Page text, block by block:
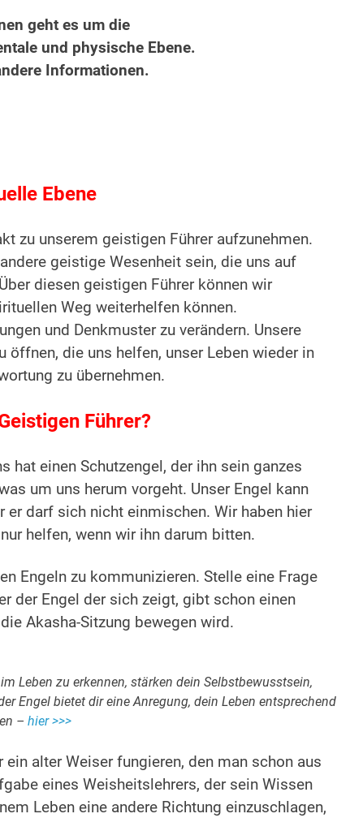
geht es um die
und physische Ebene.
Informationen.
Ebene
zu unserem geistigen Führer aufzunehmen.
geistige Wesenheit sein, die uns auf
diesen geistigen Führer können wir
Weg weiterhelfen können.
und Denkmuster zu verändern. Unsere
die uns helfen, unser Leben wieder in
zu übernehmen.
Führer?
hat einen Schutzengel, der ihn sein ganzes
um uns herum vorgeht. Unser Engel kann
darf sich nicht einmischen. Wir haben hier
helfen, wenn wir ihn darum bitten.
Engeln zu kommunizieren. Stelle eine Frage
der Engel der sich zeigt, gibt schon einen
Akasha-Sitzung bewegen wird.
Leben zu erkennen, stärken dein Selbstbewusstsein,
Engel bietet dir eine Anregung, dein Leben entsprechend
–hier >>>
alter Weiser fungieren, den man schon aus
eines Weisheitslehrers, der sein Wissen
Leben eine andere Richtung einzuschlagen,